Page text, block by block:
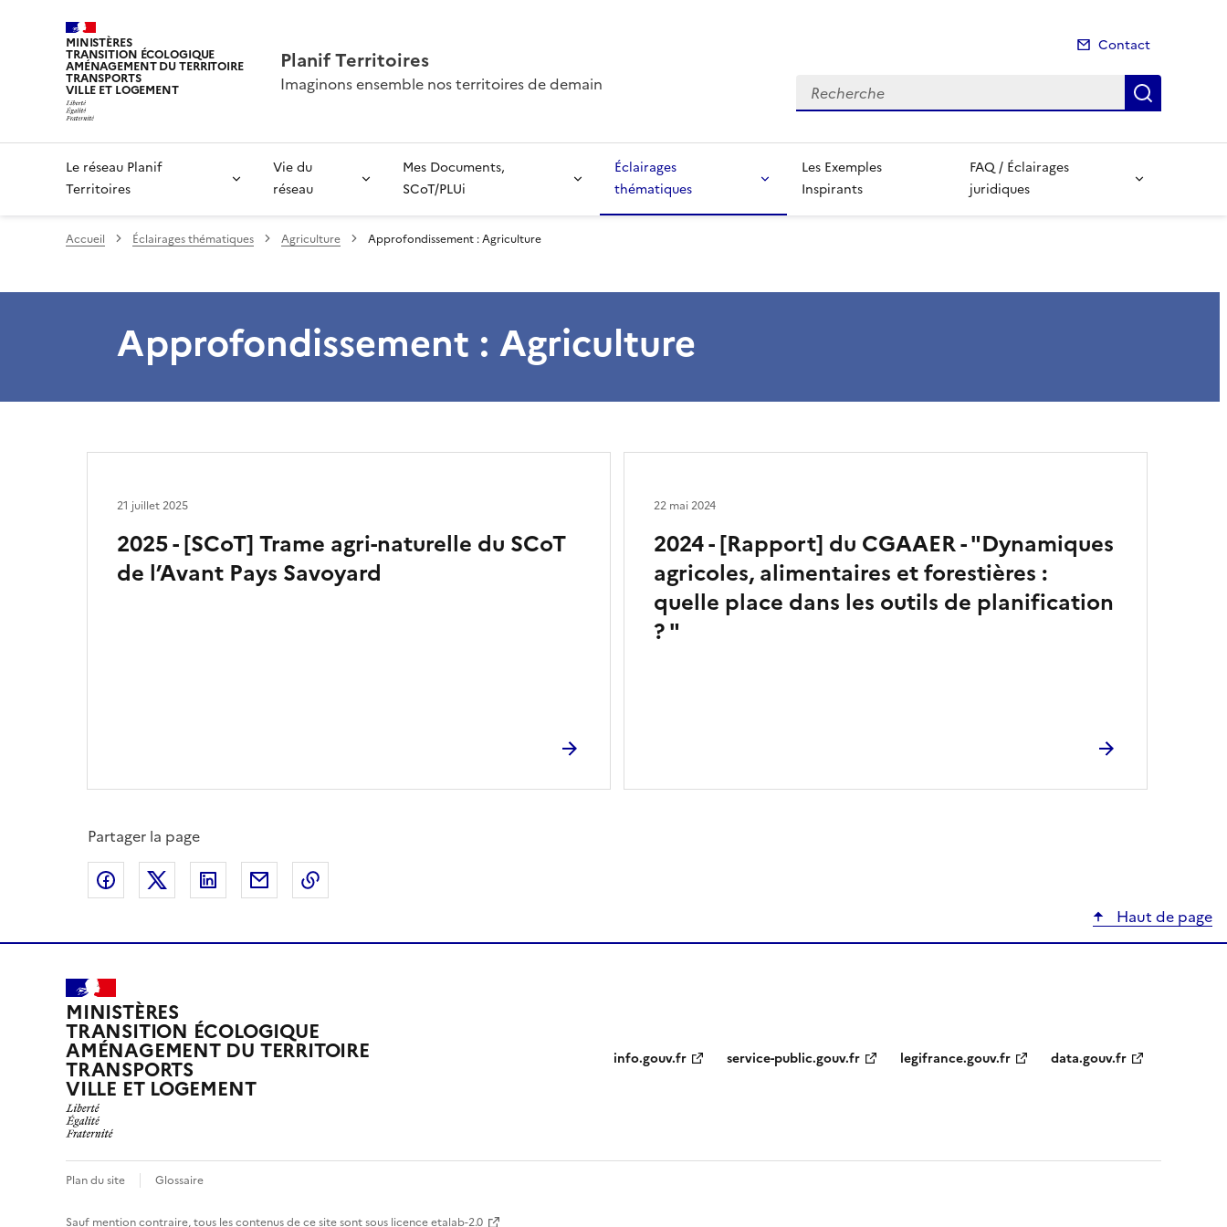
MINISTÈRES
TRANSITION ÉCOLOGIQUE
AMÉNAGEMENT DU TERRITOIRE
TRANSPORTS
VILLE ET LOGEMENT
Planif Territoires
Imaginons ensemble nos territoires de demain
Contact
Recherche
Le réseau Planif
Territoires
Vie du
réseau
Mes Documents,
SCoT/PLUi
Éclairages
thématiques
Les Exemples
Inspirants
FAQ / Éclairages
juridiques
Accueil Éclairages thématiques Agriculture Approfondissement : Agriculture
Approfondissement : Agriculture
2025 - [SCoT] Trame agri-naturelle du SCoT
de l’Avant Pays Savoyard
21 juillet 2025
2024 - [Rapport] du CGAAER - "Dynamiques
agricoles, alimentaires et forestières :
quelle place dans les outils de planification
? "
22 mai 2024
Partager la page
Partager sur Facebook
Partager sur XPartager sur LinkedIn
Partager par email
Haut de page
MINISTÈRES
TRANSITION ÉCOLOGIQUE
AMÉNAGEMENT DU TERRITOIRE
TRANSPORTS
VILLE ET LOGEMENT
info.gouv.fr service-public.gouv.fr legifrance.gouv.fr data.gouv.fr
Plan du site Glossaire
Sauf mention contraire, tous les contenus de ce site sont sous licence etalab-2.0